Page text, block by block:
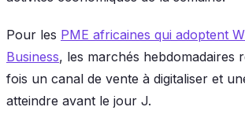
Pour les PME africaines qui adoptent
Business, les marchés hebdomadaires
fois un canal de vente à digitaliser et
atteindre avant le jour J.